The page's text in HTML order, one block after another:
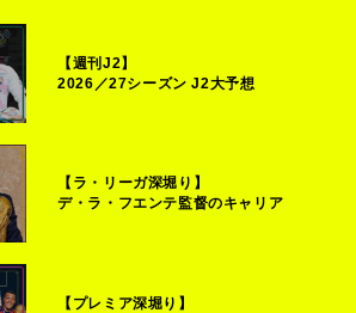
【週刊J2】
2026／27シーズン J2大予想
【ラ・リーガ深堀り】
デ・ラ・フエンテ監督のキャリア
【プレミア深堀り】